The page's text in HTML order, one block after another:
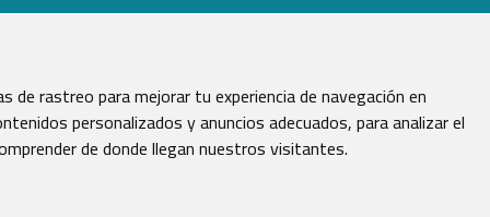
de rastreo para mejorar tu experiencia de navegación en
personalizados y anuncios adecuados, para analizar el
de donde llegan nuestros visitantes.